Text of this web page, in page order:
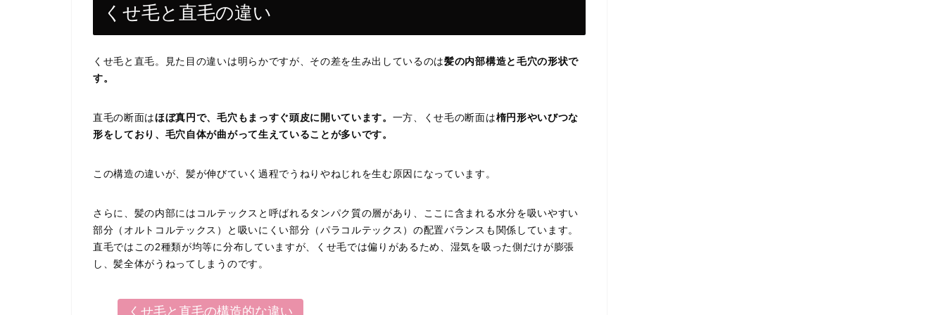
くせ毛と直毛の違い
くせ毛と直毛。見た目の違いは明らかですが、その差を生み出しているのは髪の内部構造と毛穴の形状で
す。
直毛の断面はほぼ真円で、毛穴もまっすぐ頭皮に開いています。 一方、くせ毛の断面は楕円形やいびつな
形をしており、毛穴自体が曲がって生えていることが多いです。
この構造の違いが、髪が伸びていく過程でうねりやねじれを生む原因になっています。
さらに、髪の内部にはコルテックスと呼ばれるタンパク質の層があり、ここに含まれる水分を吸いやすい
部分（オルトコルテックス）と吸いにくい部分（パラコルテックス）の配置バランスも関係しています。
直毛ではこの2種類が均等に分布していますが、くせ毛では偏りがあるため、湿気を吸った側だけが膨張
し、髪全体がうねってしまうのです。
くせ毛と直毛の構造的な違い